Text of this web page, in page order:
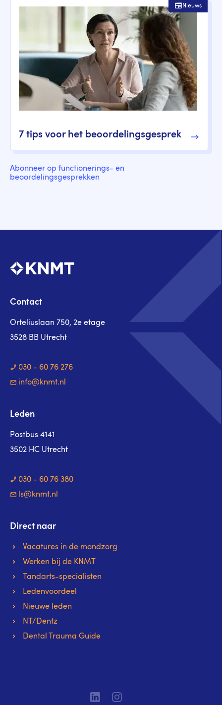
7 tips voor het beoordelingsgesprek
Nieuws
Abonneer op functionerings- en
beoordelingsgesprekken
Contact
Orteliuslaan 750, 2e etage
3528 BB Utrecht
030 - 60 76 276
info@knmt.nl
Leden
Postbus 4141
3502 HC Utrecht
030 - 60 76 380
ls@knmt.nl
Direct naar
Vacatures in de mondzorg
Werken bij de KNMT
Tandarts-specialisten
Ledenvoordeel
Nieuwe leden
NT/Dentz
Dental Trauma Guide
Linkedin